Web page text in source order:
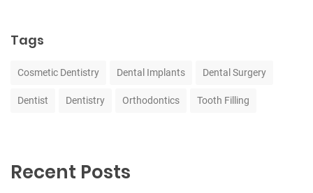
Tags
Cosmetic Dentistry Dental Implants Dental Surgery
Dentist Dentistry Orthodontics Tooth Filling
Recent Posts